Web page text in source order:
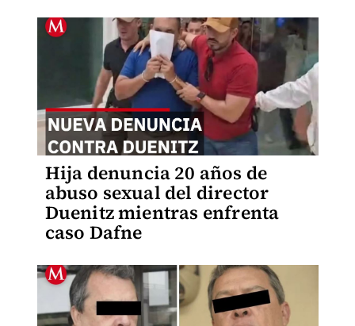
Hija denuncia 20 años de
abuso sexual del director
Duenitz mientras enfrenta
caso Dafne